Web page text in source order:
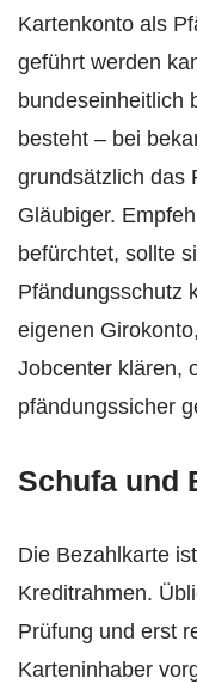
Kartenkonto als
geführt werden
bundeseinheitlich
besteht – bei
grundsätzlich das
Gläubiger.
befürchtet, sollte
Pfändungsschutz
eigenen
Jobcenter klären,
pfändungssicher
Schufa und
Die Bezahlkarte
Kreditrahmen.
Prüfung und erst
Karteninhaber